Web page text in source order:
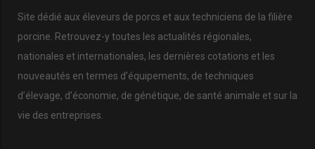
Fiche élevage
SCEA Lecornue à Joué en
Charnie (Sarthe)
Site dédié aux éleveurs de porcs et aux techniciens de la filière
porcine. Retrouvez-y toutes les actualités régionales,
nationales et internationales, les dernières cotations et les
nouveautés en termes d’équipements, de techniques
d’élevage, d’économie, de génétique, de santé animale et sur la
vie des entreprises.